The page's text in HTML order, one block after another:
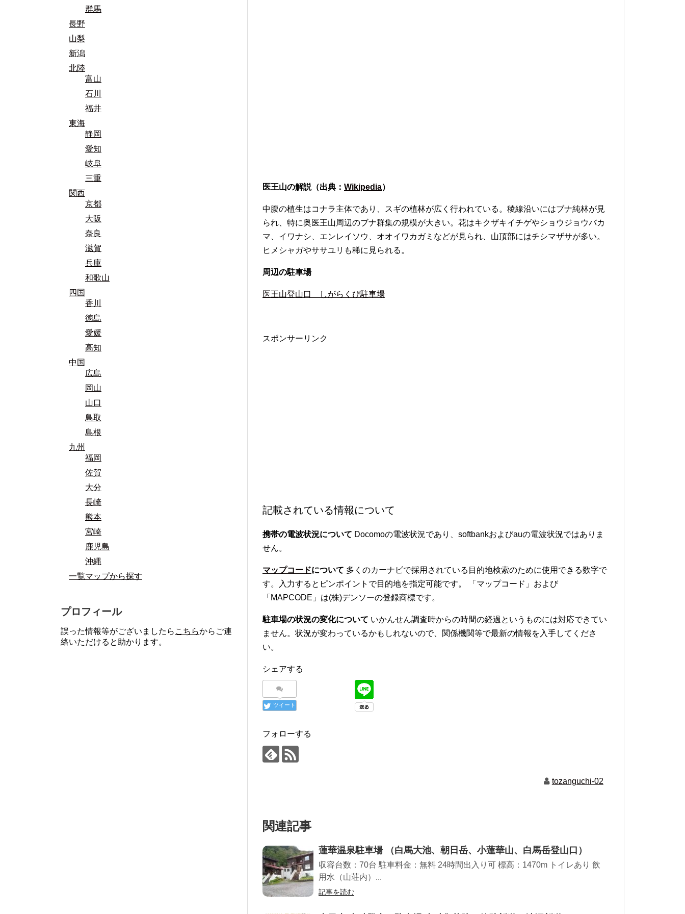
医王山の解説（出典： Wikipedia）
中腹の植生はコナラ主体であり、スギの植林が広く行われている。稜線沿いにはブナ純林が見
られ、特に奥医王山周辺のブナ群集の規模が大きい。花はキクザキイチゲやショウジョウバカ
マ、イワナシ、エンレイソウ、オオイワカガミなどが見られ、山頂部にはチシマザサが多い。
ヒメシャガやササユリも稀に見られる。
周辺の駐車場
医王山登山口 しがらくび駐車場
スポンサーリンク
記載されている情報について
携帯の電波状況について Docomoの電波状況であり、softbankおよびauの電波状況ではありま
せん。
マップコードについて 多くのカーナビで採用されている目的地検索のために使用できる数字で
す。入力するとピンポイントで目的地を指定可能です。 「マップコード」および
「MAPCODE」は(株)デンソーの登録商標です。
駐車場の状況の変化について いかんせん調査時からの時間の経過というものには対応できてい
ません。状況が変わっているかもしれないので、関係機関等で最新の情報を入手してくださ
い。
シェアする
ツイート
フォローする
tozanguchi-02
関連記事
蓮華温泉駐車場 （白馬大池、朝日岳、小蓮華山、白馬岳登山口）
収容台数：70台 駐車料金：無料 24時間出入り可 標高：1470m トイレあり 飲
用水（山荘内）...
記事を読む
群馬
長野
山梨
新潟
北陸
富山
石川
福井
東海
静岡
愛知
岐阜
三重
関西
京都
大阪
奈良
滋賀
兵庫
和歌山
四国
香川
徳島
愛媛
高知
中国
広島
岡山
山口
鳥取
島根
九州
福岡
佐賀
大分
長崎
熊本
宮崎
鹿児島
沖縄
一覧マップから探す
プロフィール
誤った情報等がございましたら こちらからご連
絡いただけると助かります。